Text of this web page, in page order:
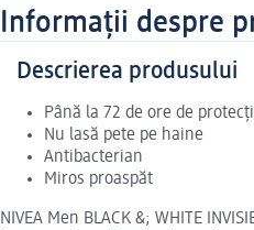
Informații despre
Descrierea produsului
Până la 72 de ore de
Nu lasă pete pe haine
Antibacterian
Miros proaspăt
NIVEA Men BLACK &; WHITE